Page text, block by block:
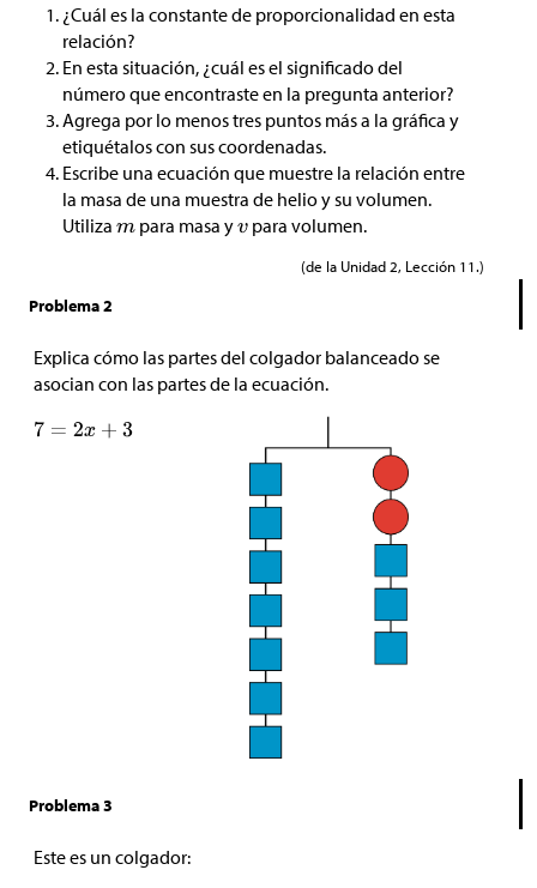
¿Cuál es la constante de proporcionalidad en esta
relación?
En esta situación, ¿cuál es el significado del
número que encontraste en la pregunta anterior?
Agrega por lo menos tres puntos más a la gráfica y
etiquétalos con sus coordenadas.
Escribe una ecuación que muestre la relación entre
la masa de una muestra de helio y su volumen.
Utiliza
para masa y para volumen.
(de la Unidad 2, Lección 11.)
Problema 2
Explica cómo las partes del colgador balanceado se
asocian con las partes de la ecuación.
Problema 3
Este es un colgador: